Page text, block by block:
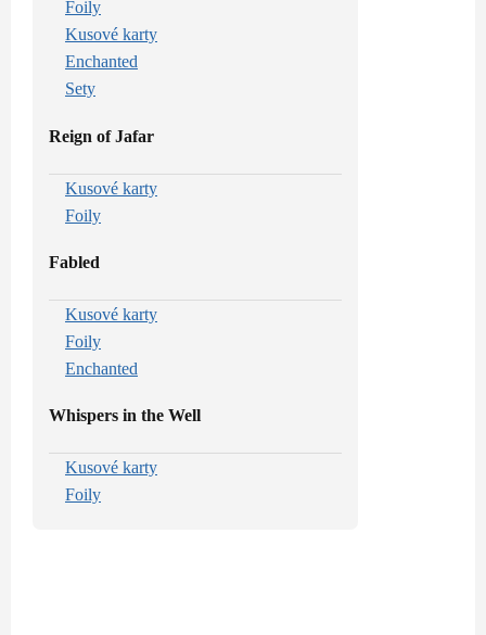
Foily
Kusové karty
Enchanted
Sety
Reign of Jafar
Kusové karty
Foily
Fabled
Kusové karty
Foily
Enchanted
Whispers in the Well
Kusové karty
Foily